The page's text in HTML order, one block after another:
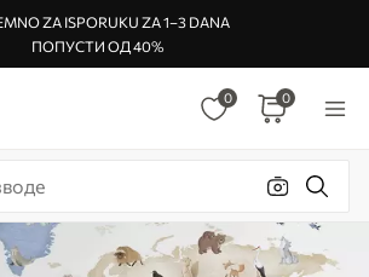
ZA ISPORUKU ZA 1–3 DANA
ПОПУСТИ ОД 40%
0 0